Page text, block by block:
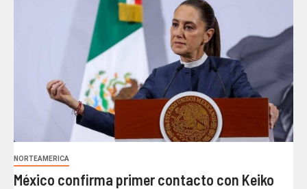
NORTEAMERICA
México confirma primer contacto con Keiko